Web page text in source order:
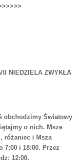
ZWYKŁA
obchodzimy Światowy
o nich. Msze
różaniec i Msza
7:00 i 18:00. Przez
12:00.